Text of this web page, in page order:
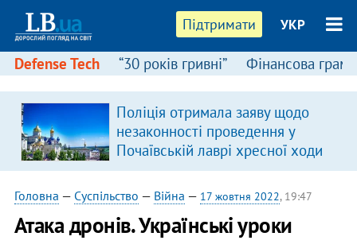
Підтримати УКР
Defense Tech “30 років гривні” Фінансова
Поліція отримала заяву щодо
незаконності проведення у
Почаївській лаврі хресної ходи
Головна — Суспільство — Війна — 17 жовтня 2022, 19:47
Атака дронів. Українські уроки